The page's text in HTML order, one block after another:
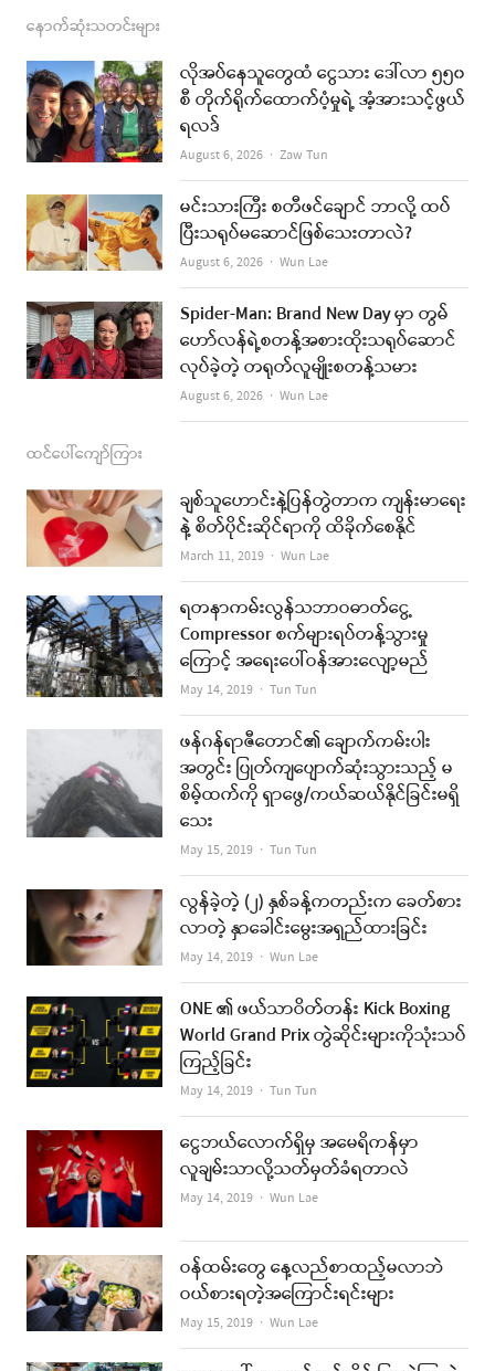
c
e
b
o
o
k
s
t
a
g
r
a
m
s
t
u
b
e
i
l
နောက်ဆုံးသတင်းများ
လိုအပ်နေသူတွေထံ ငွေသား ဒေါ်လာ ၅၅၀
စီ တိုက်ရိုက်ထောက်ပံ့မှုရဲ့ အံ့အားသင့်ဖွယ်
ရလဒ်
August 6, 2026 Author
Zaw Tun
မင်းသားကြီး စတီဖင်ချောင် ဘာလို့ ထပ်
ပြီးသရုပ်မဆောင်ဖြစ်သေးတာလဲ?
August 6, 2026 Author
Wun Lae
Spider-Man: Brand New Day မှာ တွမ်
ဟော်လန်ရဲ့စတန့်အစားထိုးသရုပ်ဆောင်
လုပ်ခဲ့တဲ့ တရုတ်လူမျိုးစတန့်သမား
August 6, 2026 Author
Wun Lae
ထင်ပေါ်ကျော်ကြား
ချစ်သူဟောင်းနဲ့ပြန်တွဲတာက ကျန်းမာရေး
နဲ့ စိတ်ပိုင်းဆိုင်ရာကို ထိခိုက်စေနိုင်
March 11, 2019 Author
Wun Lae
ရတနာကမ်းလွန်သဘာဝဓာတ်ငွေ့
Compressor စက်များရပ်တန့်သွားမှု
ကြောင့် အရေးပေါ်ဝန်အားလျော့မည်
May 14, 2019 Author
Tun Tun
ဖန်ဂန်ရာဇီတောင်၏ ချောက်ကမ်းပါး
အတွင်း ပြုတ်ကျပျောက်ဆုံးသွားသည့် မ
စိမ့်ထက်ကို ရှာဖွေ/ကယ်ဆယ်နိုင်ခြင်းမရှိ
သေး
May 15, 2019 Author
Tun Tun
လွန်ခဲ့တဲ့ (၂) နှစ်ခန့်ကတည်းက ခေတ်စား
လာတဲ့ နှာခေါင်းမွေးအရှည်ထားခြင်း
May 14, 2019 Author
Wun Lae
ONE ၏ ဖယ်သာဝိတ်တန်း Kick Boxing
World Grand Prix တွဲဆိုင်းများကိုသုံးသပ်
ကြည့်ခြင်း
May 14, 2019 Author
Tun Tun
ငွေဘယ်လောက်ရှိမှ အမေရိကန်မှာ
လူချမ်းသာလို့သတ်မှတ်ခံရတာလဲ
May 14, 2019 Author
Wun Lae
ဝန်ထမ်းတွေ နေ့လည်စာထည့်မလာဘဲ
ဝယ်စားရတဲ့အကြောင်းရင်းများ
May 15, 2019 Author
Wun Lae